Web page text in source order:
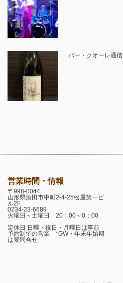
バー・クオーレ通信
営業時間・情報
〒998-0044
山形県酒田市中町2-4-25松屋第一ビ
ル2F
0234-23-6689
火曜日～土曜日 20：00～0：00
定休日 日曜・祝日・月曜日は事前
予約制での営業 *GW・年末年始期
は要問合せ